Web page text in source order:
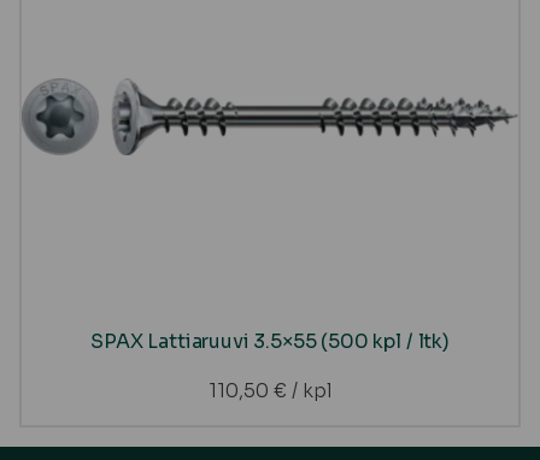
SPAX Lattiaruuvi 3.5×55 (500 kpl / ltk)
110,50 € / kpl